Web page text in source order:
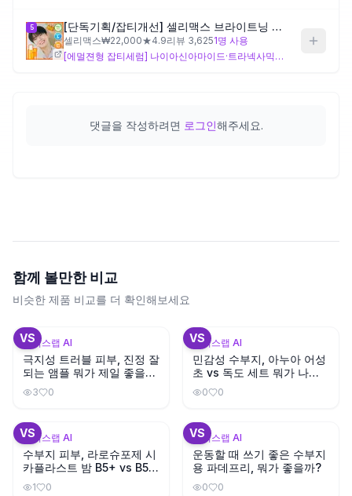
5 [단독기획/잡티개선] 셀리맥스 브라이트닝 모공잡티 세럼 30ml 기획(+10ml)
셀리맥스₩22,000★4.9리뷰 3,6251명 사용
[에멀젼형 잡티세럼] 나이아신아마이드·트라넥사믹애씨드 기반에 실리콘과 에스터 오일이 더해진 에멀젼형 세럼으로, 잡티·모공 케어와 함께 발림성 있는 질감을 원하는 경우에 맞는 설계입니다. 아이소노닐아이소노나노에이트는 여드름성·트러블성 피부에서 모공 막힘 우려가 있을 수 있어, 트러블이 잦은 부위에는 주의가 필요합니다.
댓글을 작성하려면 로그인해주세요.
함께 볼만한 비교
비슷한 제품 비교를 더 확인해보세요
VS
뷰틱스랩 AI
극지성 트러블 피부, 진정 잘
되는 앰플 뭐가 제일 좋을
까?3 0
VS
뷰틱스랩 AI
민감성 수부지, 아누아 어성
초 vs 독도 세트 뭐가 나을
까?0 0
VS
뷰틱스랩 AI
수부지 피부, 라로슈포제 시
카플라스트 밤 B5+ vs B5
뭐가 다를까?
1 0
VS
뷰틱스랩 AI
운동할 때 쓰기 좋은 수부지
용 파데프리, 뭐가 좋을까?
0 0